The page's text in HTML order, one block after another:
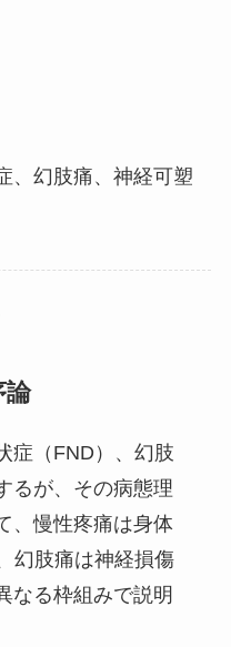
、幻肢痛、神経可塑
論
症（FND）、幻肢
るが、その病態理
、慢性疼痛は身体
幻肢痛は神経損傷
なる枠組みで説明